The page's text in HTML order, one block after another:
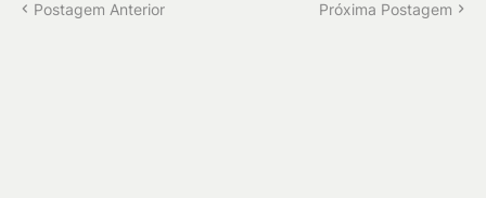
Postagem Anterior Próxima Postagem